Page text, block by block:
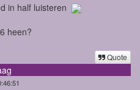
in half luisteren
heen?
Quote